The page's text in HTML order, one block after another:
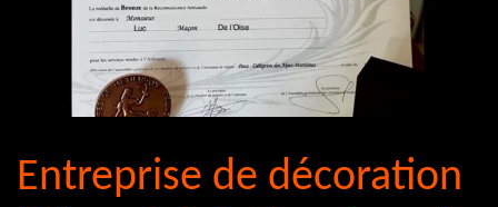
Entreprise de décoration